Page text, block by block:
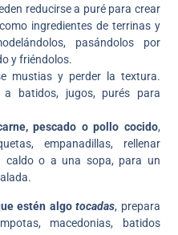
reducirse a puré para crear
ingredientes de terrinas y
pasándolos por
y friéndolos.
mustias y perder la textura.
a batidos, jugos, purés para
pescado o pollo cocido,
empanadillas, rellenar
caldo o a una sopa, para un
estén algotocadas, prepara
macedonias, batidos